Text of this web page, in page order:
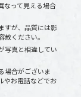
なって見える場合
すが、品質には影
ください。
写真と相違してい
場合がございま
やお電話などでお